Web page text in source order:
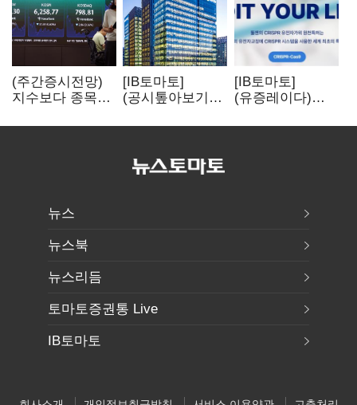
(주간증시전망)
지수보다 종목…
이어진다
[IB토마토]
(공시톺아보기)
바로 매출로
[IB토마토]
(유증레이다)
3분의 1 토막…
뉴스
뉴스북
뉴스리듬
토마토증권통 Live
IB토마토